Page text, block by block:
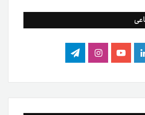
لینکدینیوتیوباینستاگرام
تلگرام